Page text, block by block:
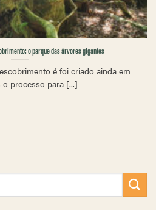
o parque das árvores gigantes
é foi criado ainda em
o processo para [...]